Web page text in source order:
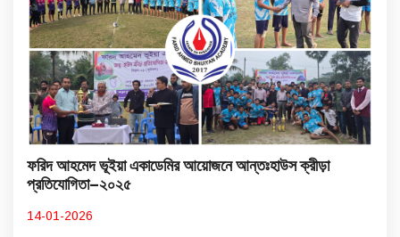
ফরিদ আহমেদ ভূইয়া একাডেমির আয়োজনে আন্তঃহাউস ক্রীড়া
প্রতিযোগিতা–২০২৫
14-01-2026